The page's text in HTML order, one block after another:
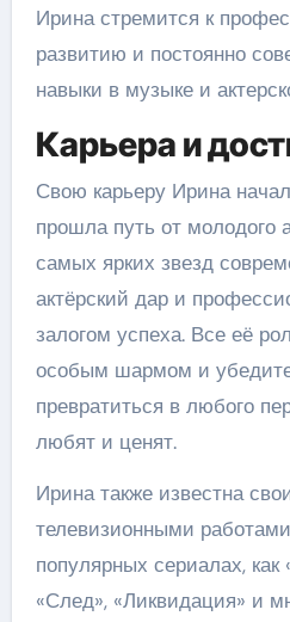
Ирина стремится к
развитию и постоянно
навыки в музыке и
Карьера и
Свою карьеру Ирина
прошла путь от молодого
самых ярких звезд
актёрский дар и
залогом успеха. Все её
особым шармом и
превратиться в любого
любят и ценят.
Ирина также известна
телевизионными
популярных сериалах,
«След», «Ликвидация» и